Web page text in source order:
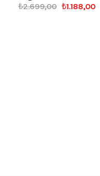
₺1.188,00
₺2.699,00